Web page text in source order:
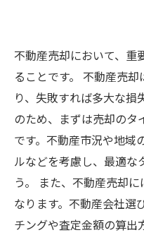
不動産売却において、重
ることです。 不動産売
り、失敗すれば多大な損
のため、まずは売却のタ
です。不動産市況や地域
ルなどを考慮し、最適な
う。 また、不動産売却
なります。不動産会社選
チングや査定金額の算出